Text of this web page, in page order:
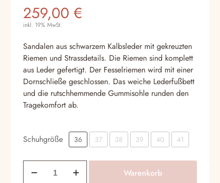
259,00€
inkl. 19% MwSt.
Sandalen aus schwarzem Kalbsleder mit gekreuzten
Riemen und Strassdetails. Die Riemen sind komplett
aus Leder gefertigt. Der Fesselriemen wird mit einer
Dornschließe geschlossen. Das weiche Lederfußbett
und die rutschhemmende Gummisohle runden den
Tragekomfort ab.
Schuhgröße 36 37 38 39 40 41
Warenkorb